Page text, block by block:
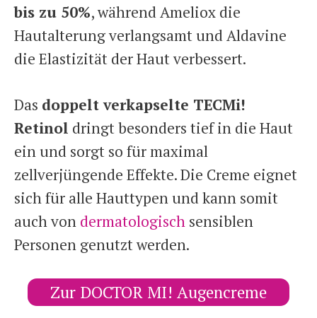
bis zu 50%, während Ameliox die
Hautalterung verlangsamt und Aldavine
die Elastizität der Haut verbessert.
Das doppelt verkapselte TECMi!
Retinol dringt besonders tief in die Haut
ein und sorgt so für maximal
zellverjüngende Effekte. Die Creme eignet
sich für alle Hauttypen und kann somit
auch von dermatologisch sensiblen
Personen genutzt werden.
Zur DOCTOR MI! Augencreme